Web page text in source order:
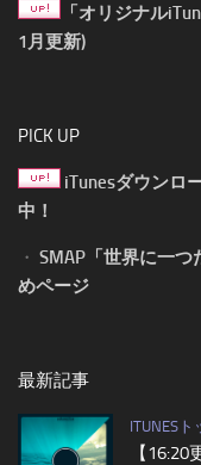
「オリジナル
1月更新)
PICK UP
iTunesダウンロ
中！
・ SMAP「世界に一つ
めページ
最新記事
ITUNES
【